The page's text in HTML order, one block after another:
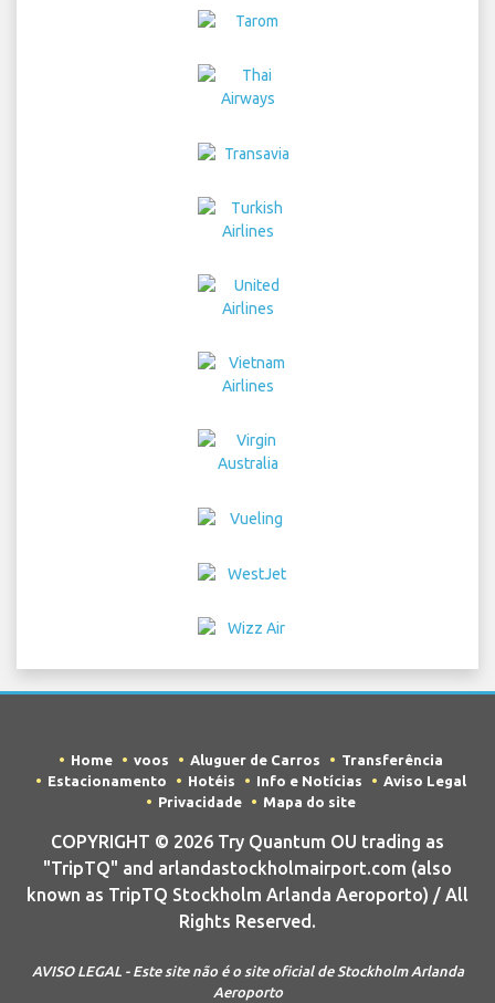
Home voos Aluguer de Carros
Transferência
Estacionamento
Hotéis Info e Notícias
Aviso Legal
Privacidade
Mapa do site
COPYRIGHT © 2026 Try Quantum OU trading as
"TripTQ" and arlandastockholmairport.com (also
known as TripTQ Stockholm Arlanda Aeroporto) / All
Rights Reserved.
AVISO LEGAL - Este site não é o site oficial de Stockholm Arlanda
Aeroporto